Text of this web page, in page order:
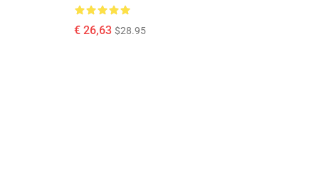
€ 26,63 $28.95